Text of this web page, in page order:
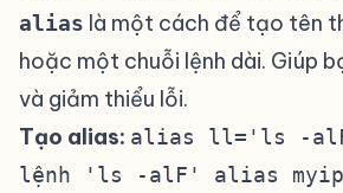
alias là một cách để tạo tên
hoặc một chuỗi lệnh dài. Giúp
và giảm thiểu lỗi.
Tạo alias: alias ll='ls -
lệnh 'ls -alF' alias